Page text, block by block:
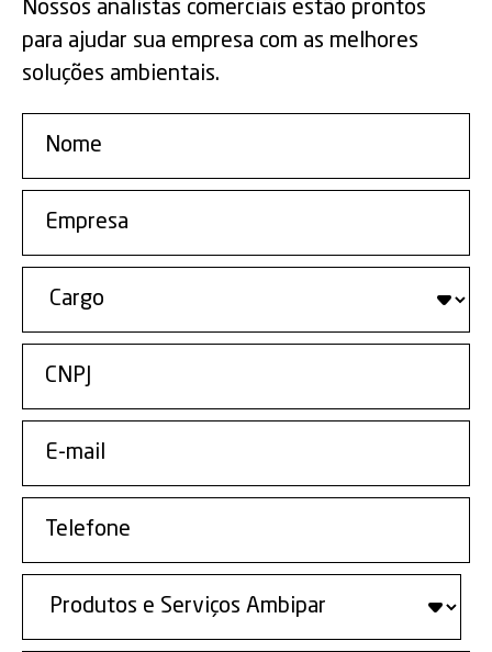
Nossos analistas comerciais estão prontos
para ajudar sua empresa com as melhores
soluções ambientais.